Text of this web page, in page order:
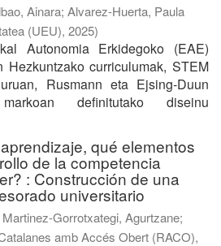
Ainara; Alvarez-Huerta, Paula
(UEU), 2025)
Autonomia Erkidegoko (EAE)
Hezkuntzako curriculumak, STEM
Rusmann eta Ejsing-Duun
definitutako diseinu
qué elementos
de la competencia
: Construcción de una
universitario
Martinez-Gorrotxategi, Agurtzane;
amb Accés Obert (RACO),